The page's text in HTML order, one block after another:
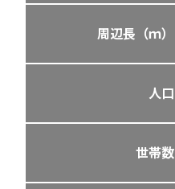
周辺長（ｍ）
人口
世帯数